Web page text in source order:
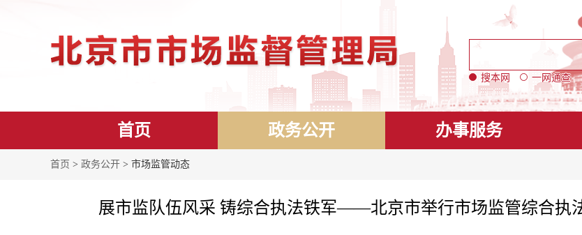
搜本网 一网通查
首页 政务公开 办事服务
首页 > 政务公开 > 市场监管动态
展市监队伍风采 铸综合执法铁军——北京市举行市场监管综合执